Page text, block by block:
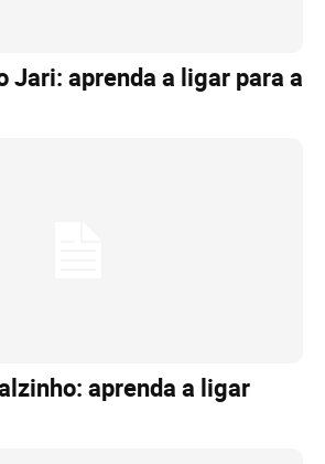
Jari: aprenda a ligar para a
aprenda a ligar